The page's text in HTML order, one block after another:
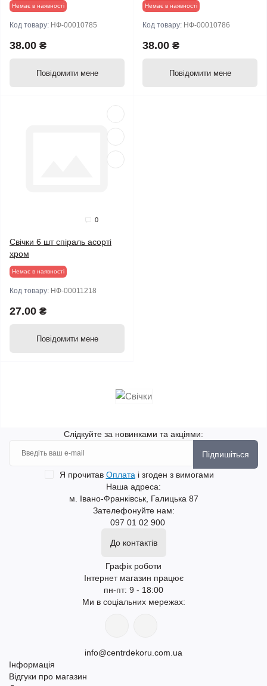
Немає в наявності
Код товару: НФ-00010785
38.00 ₴
Повідомити мене
Немає в наявності
Код товару: НФ-00010786
38.00 ₴
Повідомити мене
0
Свічки 6 шт спіраль асорті
хром
Немає в наявності
Код товару: НФ-00011218
27.00 ₴
Повідомити мене
Слідкуйте за новинками та акціями:
Підпишіться
Я прочитав Оплата і згоден з вимогами
Наша адреса:
м. Івано-Франківськ, Галицька 87
Зателефонуйте нам:
097 01 02 900
До контактів
Графік роботи
Інтернет магазин працює
пн-пт: 9 - 18:00
Ми в соціальних мережах:
info@centrdekoru.com.ua
Інформація
Відгуки про магазин